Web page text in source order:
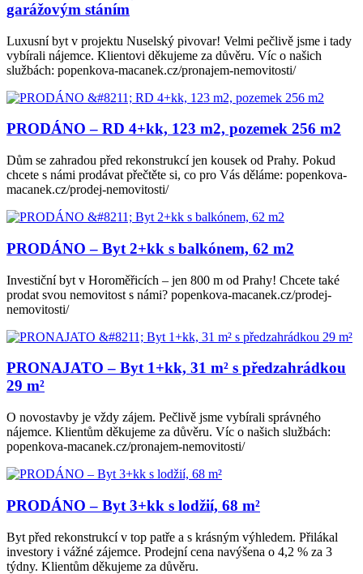
garážovým stáním
Luxusní byt v projektu Nuselský pivovar! Velmi pečlivě jsme i tady
vybírali nájemce. Klientovi děkujeme za důvěru. Víc o našich
službách: popenkova-macanek.cz/pronajem-nemovitosti/
PRODÁNO – RD 4+kk, 123 m2, pozemek 256 m2
Dům se zahradou před rekonstrukcí jen kousek od Prahy. Pokud
chcete s námi prodávat přečtěte si, co pro Vás děláme: popenkova-
macanek.cz/prodej-nemovitosti/
PRODÁNO – Byt 2+kk s balkónem, 62 m2
Investiční byt v Horoměřicích – jen 800 m od Prahy! Chcete také
prodat svou nemovitost s námi? popenkova-macanek.cz/prodej-
nemovitosti/
PRONAJATO – Byt 1+kk, 31 m² s předzahrádkou
29 m²
O novostavby je vždy zájem. Pečlivě jsme vybírali správného
nájemce. Klientům děkujeme za důvěru. Víc o našich službách:
popenkova-macanek.cz/pronajem-nemovitosti/
PRODÁNO – Byt 3+kk s lodžií, 68 m²
Byt před rekonstrukcí v top patře a s krásným výhledem. Přilákal
investory i vážné zájemce. Prodejní cena navýšena o 4,2 % za 3
týdny. Klientům děkujeme za důvěru.